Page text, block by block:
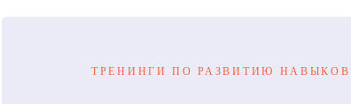
ТРЕНИНГИ ПО РАЗВИТИЮ НАВЫКОВ